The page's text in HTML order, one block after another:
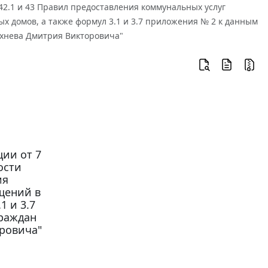
и 43 Правил предоставления коммунальных услуг
домов, а также формул 3.1 и 3.7 приложения № 2 к данным
Дмитрия Викторовича"
от 7
в
и 3.7